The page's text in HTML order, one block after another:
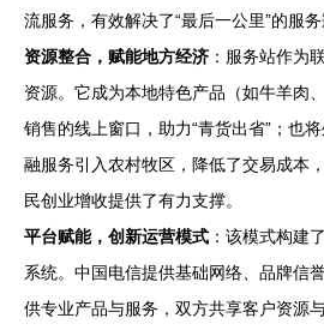
流服务，有效解决了“最后一公里”的服务
资源整合，赋能地方经济 ：服务站作为
资源。它成为本地特色产品（如牛羊肉
销售的线上窗口，助力“青货出省”；也
融服务引入农村牧区，降低了交易成本
民创业增收提供了有力支撑。
平台赋能，创新运营模式 ：该模式构建
系统。中国电信提供基础网络、品牌信
供专业产品与服务，双方共享客户资源